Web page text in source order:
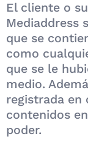
El cliente o
Mediaddress
que se
como
que se le
medio.
registrada en
contenidos
poder.